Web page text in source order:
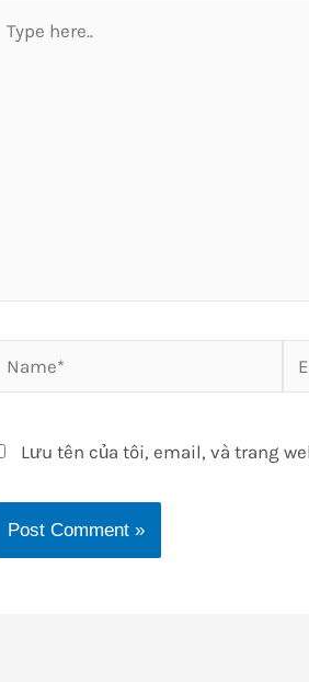
here..
Name*
Lưu tên của tôi, email, và trang